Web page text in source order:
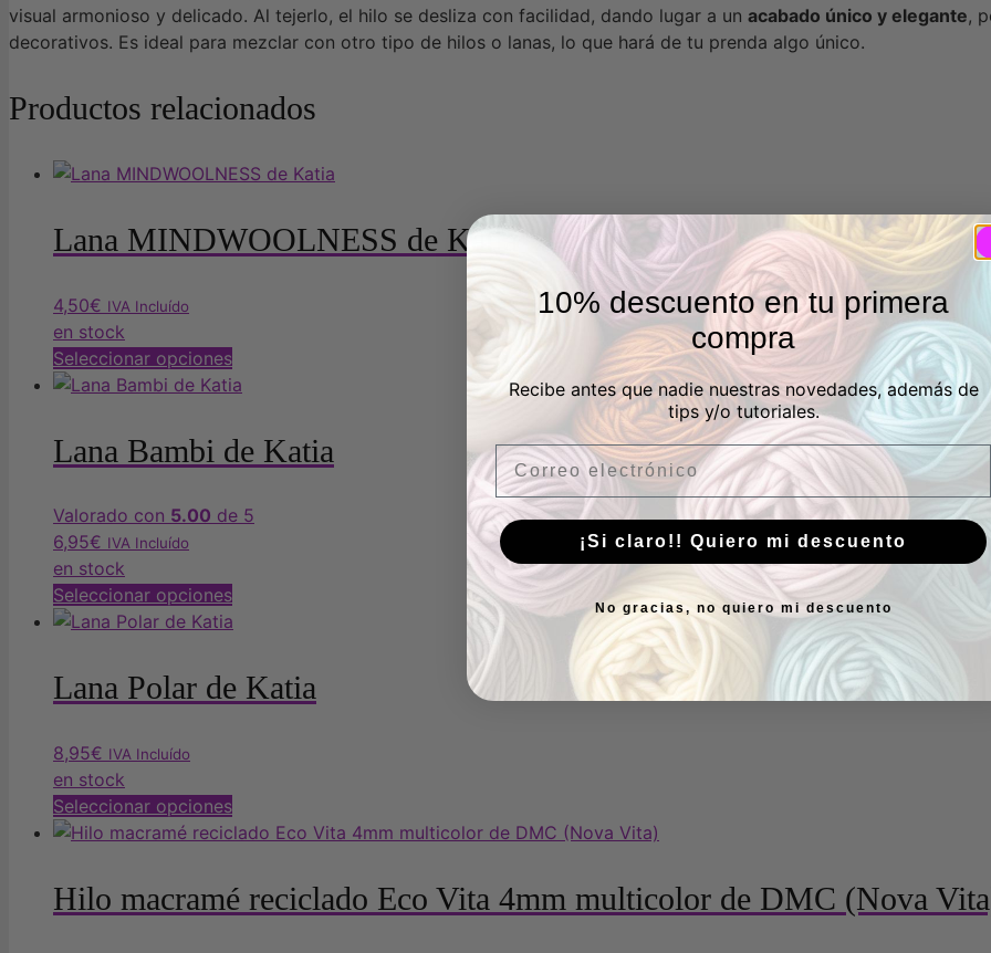
visual armonioso y delicado. Al tejerlo, el hilo se desliza con facilidad, dando lugar a un acabado único y elegante,
decorativos. Es ideal para mezclar con otro tipo de hilos o lanas, lo que hará de tu prenda algo único.
Productos relacionados
Lana MINDWOOLNESS de Katia
4,50€ IVA Incluído
en stock
Seleccionar opcionesEste
producto
múltiples
variantes.
opciones
elegir
en
página
de
Lana Bambi de Katia
Valorado con 5.00 de 5
6,95€ IVA Incluído
en stock
Seleccionar opcionesEste
producto
múltiples
variantes.
pueden
elegir
la
página
Lana Polar de Katia
8,95€ IVA Incluído
en stock
Seleccionar opcionesEste
producto
múltiples
variantes.
Hilo macramé reciclado Eco Vita 4mm multicolor de DMC (Nova
10% descuento en tu primera
compra
Recibe antes que nadie nuestras novedades, además de
tips y/o tutoriales.
Email
¡Si claro!! Quiero mi descuento
No gracias, no quiero mi descuento